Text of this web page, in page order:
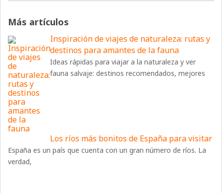
Más artículos
Inspiración de viajes de naturaleza: rutas y
destinos para amantes de la fauna
Ideas rápidas para viajar a la naturaleza y ver
fauna salvaje: destinos recomendados, mejores
Los ríos más bonitos de España para visitar
España es un país que cuenta con un gran número de ríos. La
verdad,